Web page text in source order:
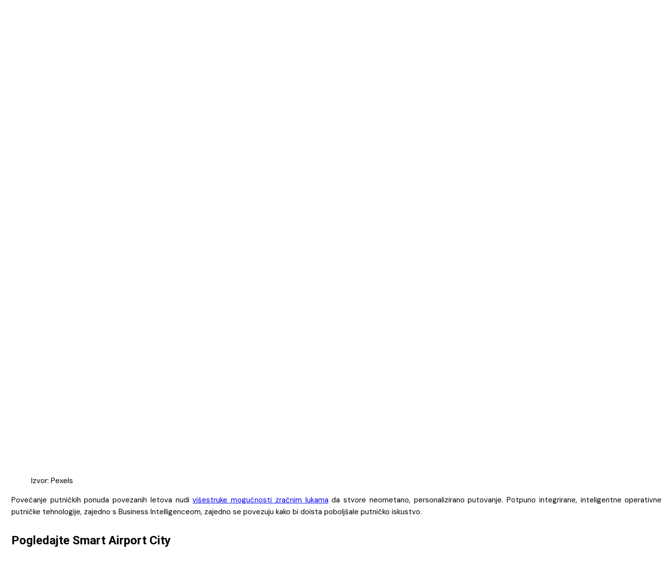
Izvor: Pexels
Povećanje putničkih ponuda povezanih letova nudivišestruke mogućnosti zračnim lukama da stvore neometano, personalizirano putovanje. Potpuno integrirane, inteligentne
putničke tehnologije, zajedno s Business Intelligenceom, zajedno se povezuju kako bi doista poboljšale putničko iskustvo.
Pogledajte Smart Airport City